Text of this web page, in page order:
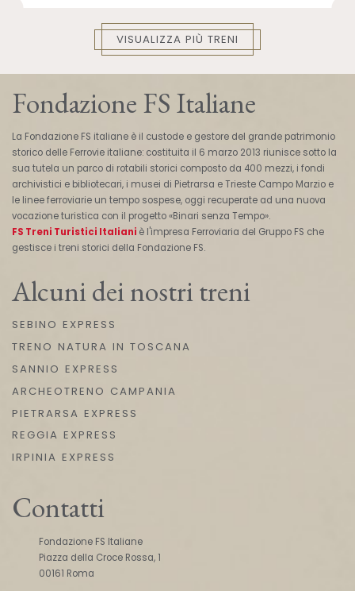
VISUALIZZA PIÙ TRENI
Fondazione FS Italiane
La Fondazione FS italiane è il custode e gestore del grande patrimonio
storico delle Ferrovie italiane: costituita il 6 marzo 2013 riunisce sotto la
sua tutela un parco di rotabili storici composto da 400 mezzi, i fondi
archivistici e bibliotecari, i musei di Pietrarsa e Trieste Campo Marzio e
le linee ferroviarie un tempo sospese, oggi recuperate ad una nuova
vocazione turistica con il progetto «Binari senza Tempo».
FS Treni Turistici Italiani è l'impresa Ferroviaria del Gruppo FS che
gestisce i treni storici della Fondazione FS.
Alcuni dei nostri treni
SEBINO EXPRESS
TRENO NATURA IN TOSCANA
SANNIO EXPRESS
ARCHEOTRENO CAMPANIA
PIETRARSA EXPRESS
REGGIA EXPRESS
IRPINIA EXPRESS
Contatti
Fondazione FS Italiane
Piazza della Croce Rossa, 1
00161 Roma